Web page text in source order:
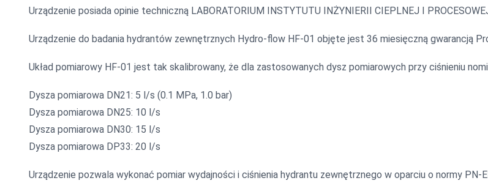
Urządzenie posiada opinie techniczną LABORATORIUM INSTYTUTU INŻYNIERII CIEPLNEJ I
Urządzenie do badania hydrantów zewnętrznych Hydro-flow HF-01 objęte jest 36 miesięczną gwarancją
Układ pomiarowy HF-01 jest tak skalibrowany, że dla zastosowanych dysz pomiarowych przy ciśnieniu
Dysza pomiarowa DN21: 5 l/s (0.1 MPa, 1.0 bar)
Dysza pomiarowa DN25: 10 l/s
Dysza pomiarowa DN30: 15 l/s
Dysza pomiarowa DP33: 20 l/s
Urządzenie pozwala wykonać pomiar wydajności i ciśnienia hydrantu zewnętrznego w oparciu o normy